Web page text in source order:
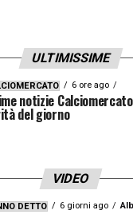
in attesa di un
una pagina
NOSTRE
ULTIMISSIME
6 ore ago
notizie
del giorno
VIDEO
DETTO 6 giorni ago